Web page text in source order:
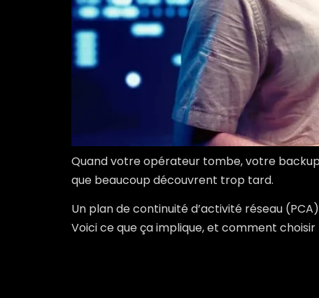
Quand votre opérateur tombe, votre
que beaucoup découvrent trop tard.
Un plan de continuité d’activité réseau
Voici ce que ça implique, et comment choisir